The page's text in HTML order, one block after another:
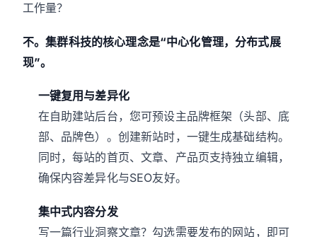
工作量？
不。集群科技的核心理念是“中心化管理，分布式展
现”。
一键复用与差异化
在自助建站后台，您可预设主品牌框架（头部、底
部、品牌色）。创建新站时，一键生成基础结构。
同时，每站的首页、文章、产品页支持独立编辑，
确保内容差异化与SEO友好。
集中式内容分发
写一篇行业洞察文章？勾选需要发布的网站，即可